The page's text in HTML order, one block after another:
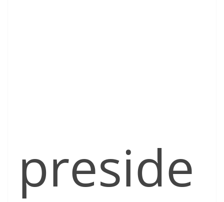
preside